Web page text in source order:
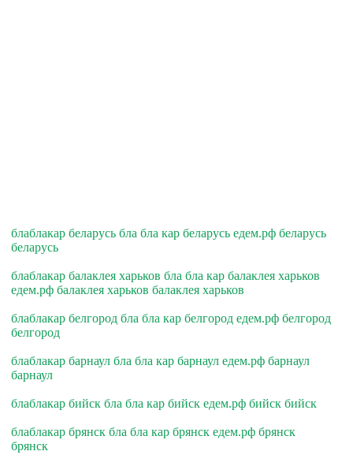
блаблакар беларусь бла бла кар беларусь едем.рф беларусь
беларусь
блаблакар балаклея харьков бла бла кар балаклея харьков
едем.рф балаклея харьков балаклея харьков
блаблакар белгород бла бла кар белгород едем.рф белгород
белгород
блаблакар барнаул бла бла кар барнаул едем.рф барнаул
барнаул
блаблакар бийск бла бла кар бийск едем.рф бийск бийск
блаблакар брянск бла бла кар брянск едем.рф брянск
брянск